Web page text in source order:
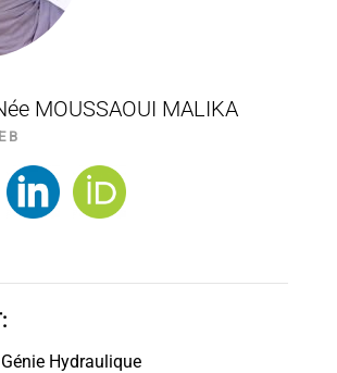
MOUSSAOUI MALIKA
B
Hydraulique